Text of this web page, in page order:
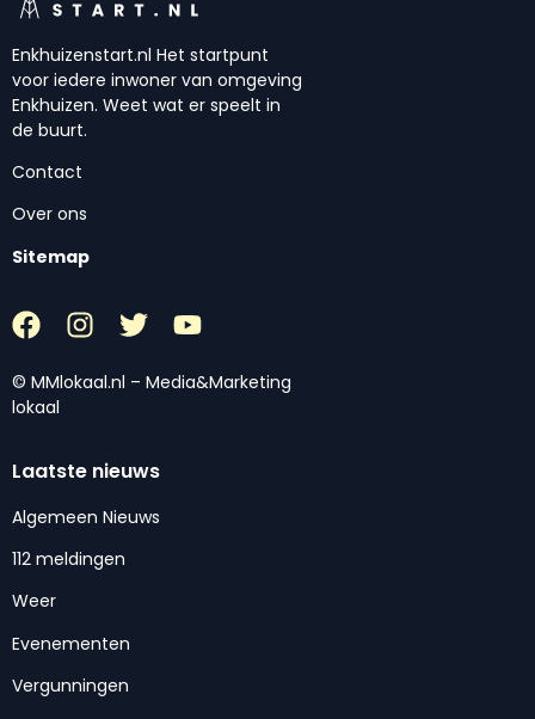
Enkhuizenstart.nl Het startpunt
voor iedere inwoner van omgeving
Enkhuizen. Weet wat er speelt in
de buurt.
Contact
Over ons
Sitemap
© MMlokaal.nl – Media&Marketing
lokaal
Laatste nieuws
Algemeen Nieuws
112 meldingen
Weer
Evenementen
Vergunningen